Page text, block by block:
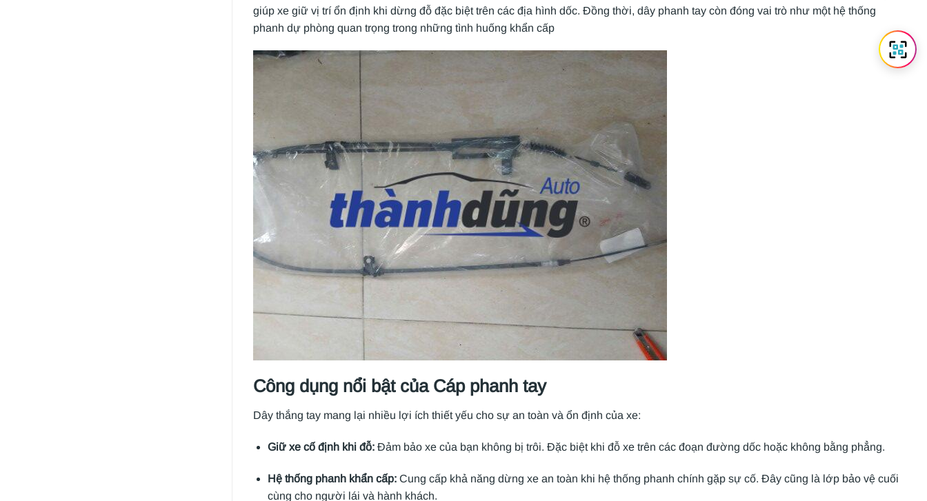
giúp xe giữ vị trí ổn định khi dừng đỗ đặc biệt trên các địa hình dốc. Đồng thời, dây phanh tay còn đóng vai trò như một hệ thống
phanh dự phòng quan trọng trong những tình huống khẩn cấp
Công dụng nổi bật của Cáp phanh tay
Dây thắng tay mang lại nhiều lợi ích thiết yếu cho sự an toàn và ổn định của xe:
Giữ xe cố định khi đỗ:Đảm bảo xe của bạn không bị trôi. Đặc biệt khi đỗ xe trên các đoạn đường dốc hoặc không bằng phẳng.
Hệ thống phanh khẩn cấp: Cung cấp khả năng dừng xe an toàn khi hệ thống phanh chính gặp sự cố. Đây cũng là lớp bảo vệ cuối
cùng cho người lái và hành khách.